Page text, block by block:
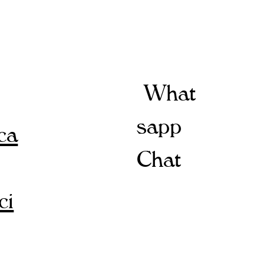
What
sapp
Chat